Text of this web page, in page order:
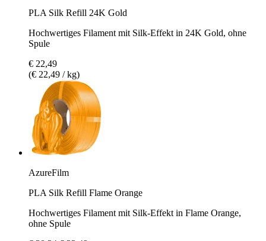
PLA Silk Refill 24K Gold
Hochwertiges Filament mit Silk-Effekt in 24K Gold, ohne
Spule
€ 22,49
(€ 22,49 / kg)
AzureFilm
PLA Silk Refill Flame Orange
Hochwertiges Filament mit Silk-Effekt in Flame Orange,
ohne Spule